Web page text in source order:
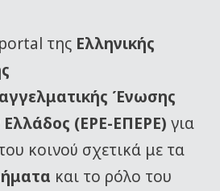
της Ελληνικής
Ένωσης
(ΕΡΕ-ΕΠΕΡΕ) για
κοινού σχετικά με τα
και το ρόλο του